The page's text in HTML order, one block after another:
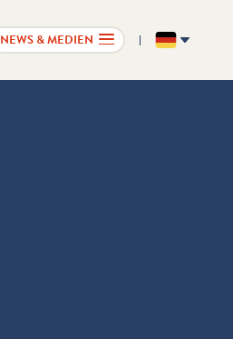
NEWS & MEDIEN DE